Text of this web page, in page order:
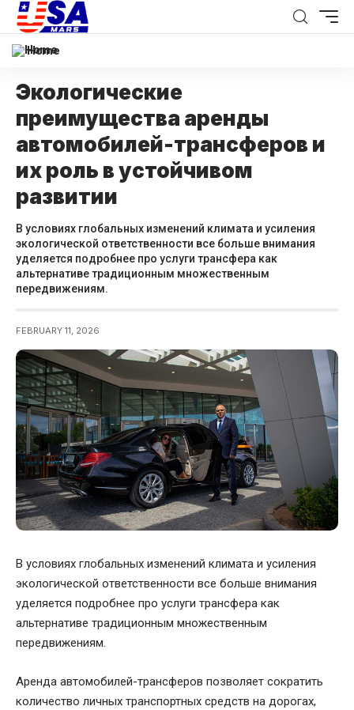
Home
Экологические
преимущества аренды
автомобилей-трансферов и
их роль в устойчивом
развитии
В условиях глобальных изменений климата и усиления
экологической ответственности все больше внимания
уделяется подробнее про услуги трансфера как
альтернативе традиционным множественным
передвижениям.
FEBRUARY 11, 2026
В условиях глобальных изменений климата и усиления
экологической ответственности все больше внимания
уделяется подробнее про услуги трансфера как
альтернативе традиционным множественным
передвижениям.
Аренда автомобилей-трансферов позволяет сократить
количество личных транспортных средств на дорогах,